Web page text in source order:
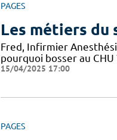
PAGES
Les métiers du
Fred, Infirmier
pourquoi bosser au
15/04/2025 17:00
PAGES